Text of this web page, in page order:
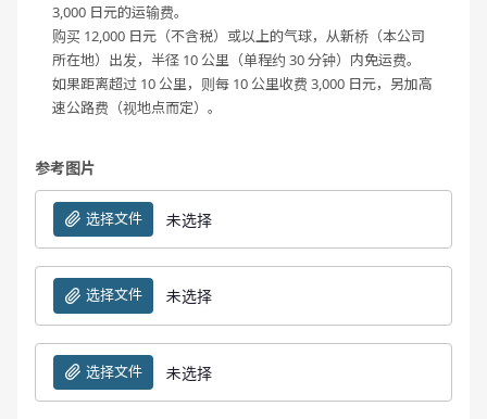
3,000 日元的运输费。
购买 12,000 日元（不含税）或以上的气球，从新桥（本公司
所在地）出发，半径 10 公里（单程约 30 分钟）内免运费。
如果距离超过 10 公里，则每 10 公里收费 3,000 日元，另加高
速公路费（视地点而定）。
参考图片
选择文件 未选择
选择文件 未选择
选择文件 未选择